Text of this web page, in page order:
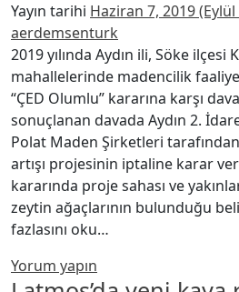
Yayın tarihi Haziran 7, 2019(Eylül
aerdemsenturk
2019 yılında Aydın ili, Söke ilçesi
mahallelerinde madencilik
“ÇED Olumlu” kararına karşı dava
sonuçlanan davada Aydın 2.
Polat Maden Şirketleri
artışı projesinin iptaline karar
kararında proje sahası ve
zeytin ağaçlarının bulunduğu
fazlasını oku…
Yorum yapın